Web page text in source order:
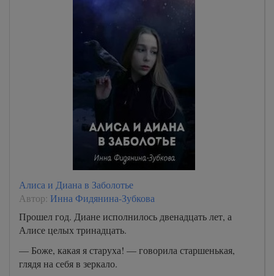
Алиса и Диана в Заболотье
Автор: Инна Фидянина-Зубкова
Прошел год. Диане исполнилось двенадцать лет, а
Алисе целых тринадцать.
— Боже, какая я старуха! — говорила старшенькая,
глядя на себя в зеркало.